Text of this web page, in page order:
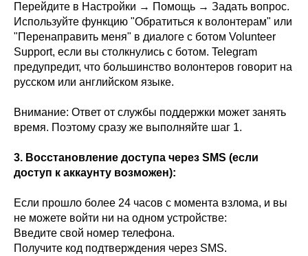
Перейдите в Настройки → Помощь → Задать вопрос.
Используйте функцию "Обратиться к волонтерам" или
"Перенаправить меня" в диалоге с ботом Volunteer
Support, если вы столкнулись с ботом. Telegram
предупредит, что большинство волонтеров говорит на
русском или английском языке.
Внимание: Ответ от службы поддержки может занять
время. Поэтому сразу же выполняйте шаг 1.
3. Восстановление доступа через SMS (если
доступ к аккаунту возможен):
Если прошло более 24 часов с момента взлома, и вы
не можете войти ни на одном устройстве:
Введите свой номер телефона.
Получите код подтверждения через SMS.